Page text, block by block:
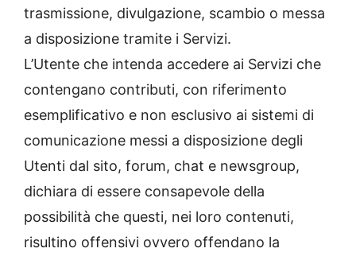
trasmissione, divulgazione, scambio o messa
a disposizione tramite i Servizi.
L’Utente che intenda accedere ai Servizi che
contengano contributi, con riferimento
esemplificativo e non esclusivo ai sistemi di
comunicazione messi a disposizione degli
Utenti dal sito, forum, chat e newsgroup,
dichiara di essere consapevole della
possibilità che questi, nei loro contenuti,
risultino offensivi ovvero offendano la